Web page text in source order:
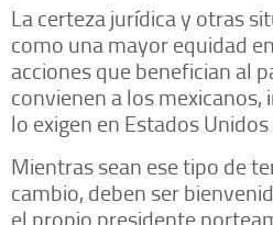
La certeza jurídica y otras
como una mayor equidad
acciones que benefician al
convienen a los
lo exigen en Estados
Mientras sean ese tipo de
cambio, deben ser
el propio presidente